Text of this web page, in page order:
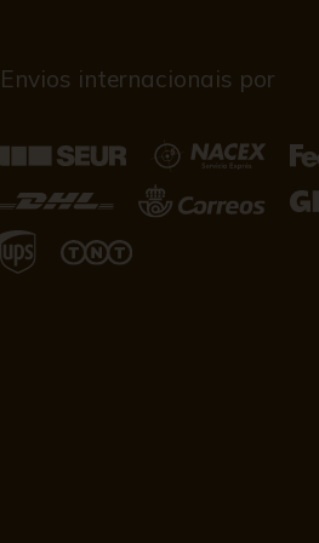
Envios internacionais por